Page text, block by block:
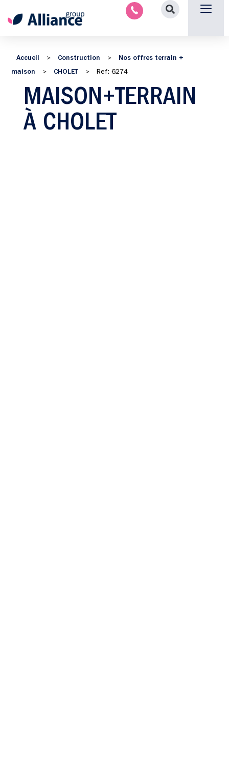
Accueil > Construction >
Nos offres terrain +
maison
> CHOLET > Ref: 6274
MAISON+TERRAIN
À CHOLET